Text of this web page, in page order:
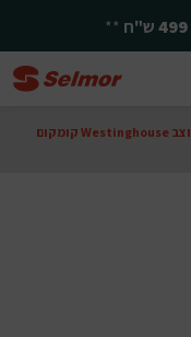
499ש"ח **
/ קומקום חשמלי מעוצב Westinghouse קומקום